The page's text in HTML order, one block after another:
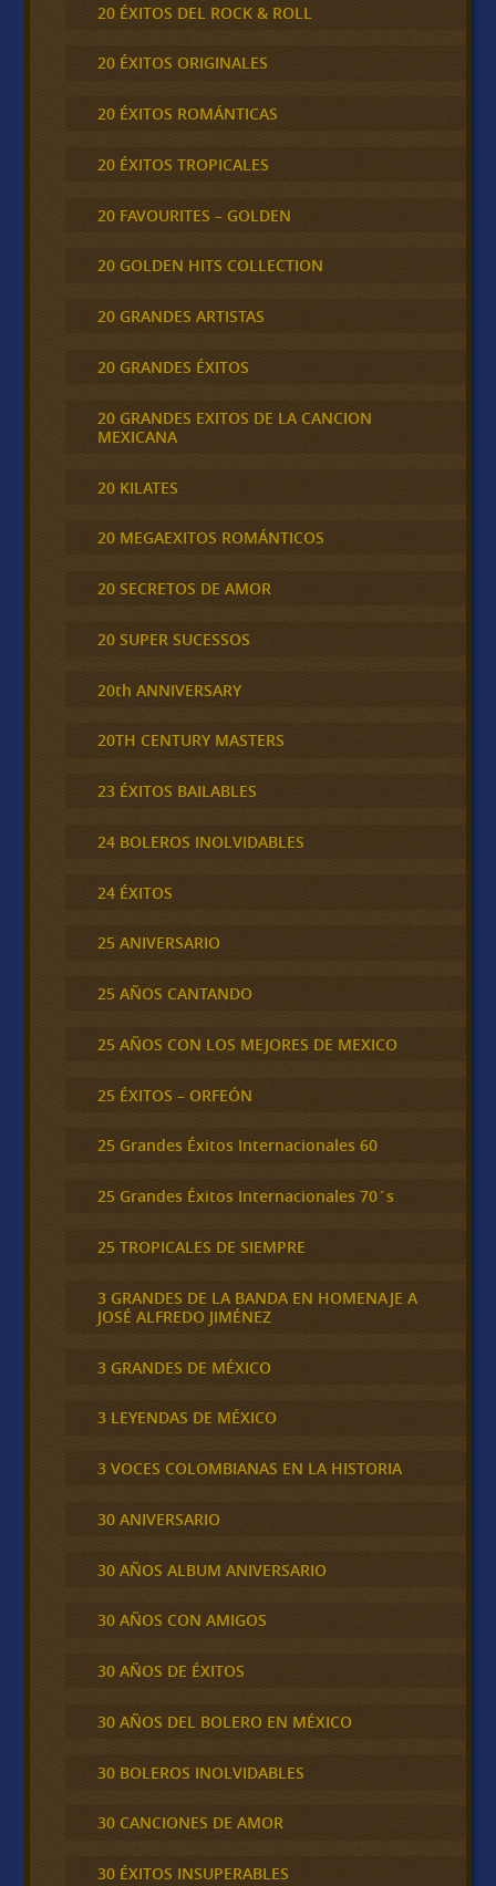
20 ÉXITOS DEL ROCK & ROLL
20 ÉXITOS ORIGINALES
20 ÉXITOS ROMÁNTICAS
20 ÉXITOS TROPICALES
20 FAVOURITES – GOLDEN
20 GOLDEN HITS COLLECTION
20 GRANDES ARTISTAS
20 GRANDES ÉXITOS
20 GRANDES EXITOS DE LA CANCION
MEXICANA
20 KILATES
20 MEGAEXITOS ROMÁNTICOS
20 SECRETOS DE AMOR
20 SUPER SUCESSOS
20th ANNIVERSARY
20TH CENTURY MASTERS
23 ÉXITOS BAILABLES
24 BOLEROS INOLVIDABLES
24 ÉXITOS
25 ANIVERSARIO
25 AÑOS CANTANDO
25 AÑOS CON LOS MEJORES DE MEXICO
25 ÉXITOS – ORFEÓN
25 Grandes Éxitos Internacionales 60
25 Grandes Éxitos Internacionales 70´s
25 TROPICALES DE SIEMPRE
3 GRANDES DE LA BANDA EN HOMENAJE A
JOSÉ ALFREDO JIMÉNEZ
3 GRANDES DE MÉXICO
3 LEYENDAS DE MÉXICO
3 VOCES COLOMBIANAS EN LA HISTORIA
30 ANIVERSARIO
30 AÑOS ALBUM ANIVERSARIO
30 AÑOS CON AMIGOS
30 AÑOS DE ÉXITOS
30 AÑOS DEL BOLERO EN MÉXICO
30 BOLEROS INOLVIDABLES
30 CANCIONES DE AMOR
30 ÉXITOS INSUPERABLES